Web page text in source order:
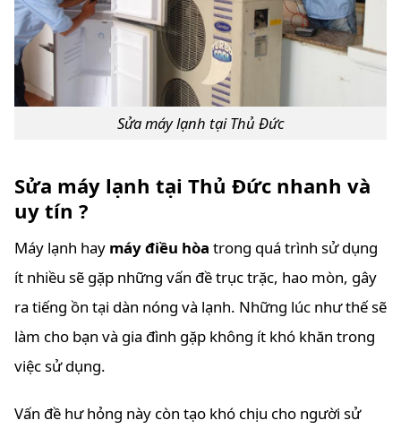
Sửa máy lạnh tại Thủ Đức
Sửa máy lạnh tại Thủ Đức nhanh và
uy tín ?
Máy lạnh hay máy điều hòa trong quá trình sử dụng
ít nhiều sẽ gặp những vấn đề trục trặc, hao mòn, gây
ra tiếng ồn tại dàn nóng và lạnh. Những lúc như thế sẽ
làm cho bạn và gia đình gặp không ít khó khăn trong
việc sử dụng.
Vấn đề hư hỏng này còn tạo khó chịu cho người sử